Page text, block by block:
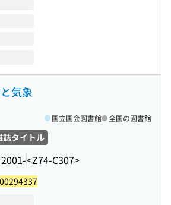
気象
誌タイトル
2001-<Z74-C307>
国立国会図書館 全国の図書館
00294337